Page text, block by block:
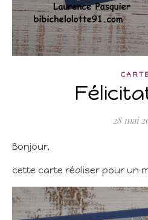
28 mai
Bonjour,
cette carte réaliser pour un